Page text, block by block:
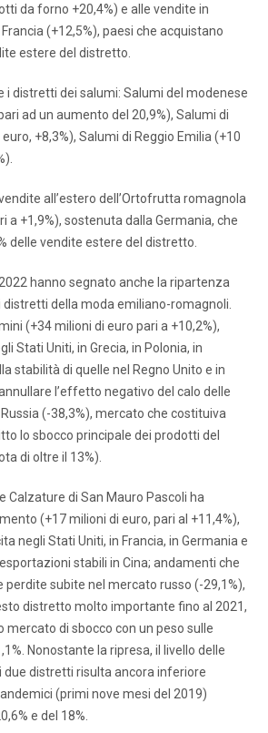
da forno +20,4%) e alle vendite in
(+12,5%), paesi che acquistano
estere del distretto.
i distretti dei salumi: Salumi del modenese
ad un aumento del 20,9%), Salumi di
+8,3%), Salumi di Reggio Emilia (+10
all’estero dell’Ortofrutta romagnola
a +1,9%), sostenuta dalla Germania, che
delle vendite estere del distretto.
hanno segnato anche la ripartenza
della moda emiliano-romagnoli.
(+34 milioni di euro pari a +10,2%),
Stati Uniti, in Grecia, in Polonia, in
stabilità di quelle nel Regno Unito e in
l’effetto negativo del calo delle
(-38,3%), mercato che costituiva
lo sbocco principale dei prodotti del
di oltre il 13%).
Calzature di San Mauro Pascoli ha
(+17 milioni di euro, pari al +11,4%),
negli Stati Uniti, in Francia, in Germania e
stabili in Cina; andamenti che
perdite subite nel mercato russo (-29,1%),
distretto molto importante fino al 2021,
mercato di sbocco con un peso sulle
Nonostante la ripresa, il livello delle
due distretti risulta ancora inferiore
(primi nove mesi del 2019)
e del 18%.